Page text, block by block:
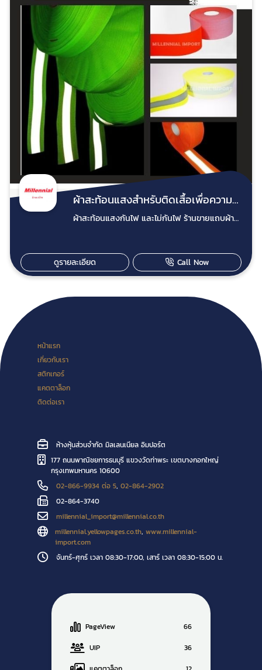
ผ้าสะท้อนแสงสำหรับติดเสื้อเพื่อความปลอดภัย
ผ้าสะท้อนแสงกันไฟ และไม่กันไฟ ร้านขายแถบผ้า
เสื้อผ้าทั่วไป ชุดพนักงาน ชุดดับเพลิง ชุดจราจร ชุด
พนักงานกวาดถนน ชุดเครื่องแบบ หรืออุปกรณ์
เพื่อความปลอดภัยต่างๆ เด่นสะดุดตา มองเห็นได้
เช่น เสื้อคลุมด้านนอก, ชุดกันฝน, หรือเสื้อจราจร
ผ้าสะท้อนแสงแบบไม่กันไฟ สีเขียว-เทา และสีส้ม-
ขนาด 1นิ้ว และ 2 นิ้ว ยาว 25 เมตร ผ้ากันไฟ
ดูรายละเอียด Call Now
หน้าแรก
เกี่ยวกับเรา
สติกเกอร์
แคตตาล็อก
ติดต่อเรา
ห้างหุ้นส่วนจำกัด มิลเลนเนียล อิมปอร์ต
177 ถนนพาณิชยการธนบุรี แขวงวัดท่าพระ เขตบางกอกใหญ่
กรุงเทพมหานคร 10600
02-866-9934 ต่อ 5, 02-864-2902
02-864-3740
millennial_import@millennial.co.th
millennial.yellowpages.co.th,www.millennial-
import.com
จันทร์-ศุกร์ เวลา 08:30-17:00, เสาร์ เวลา 08:30-15:00 น.
PageView
66
UIP
36